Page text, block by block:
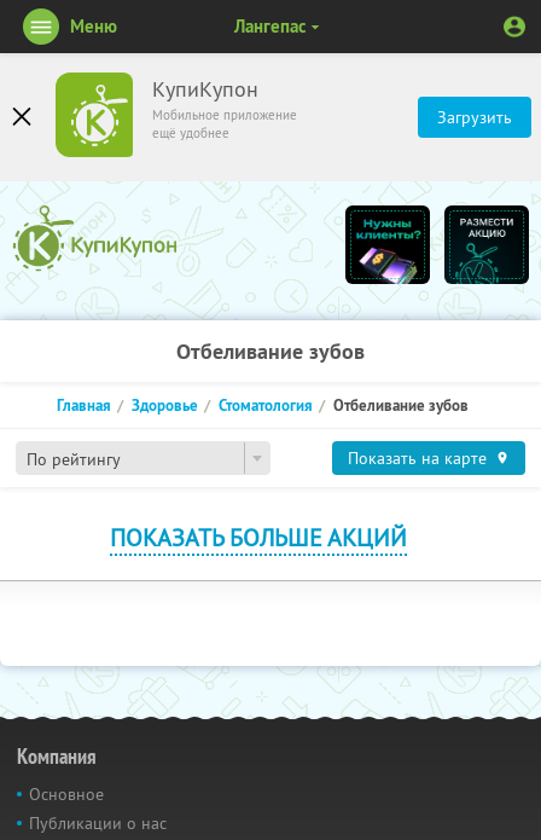
КупиКупон
Мобильное приложение
ещё удобнее
Загрузить
Меню Лангепас
Отбеливание зубов
По рейтингу
Главная Здоровье Стоматология Отбеливание зубов
Показать на карте
ПОКАЗАТЬ БОЛЬШЕ АКЦИЙ
Компания
Основное
Публикации о нас